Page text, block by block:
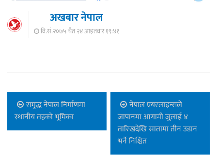
अखबार नेपाल
वि.सं.२०७५ चैत २४ आइतवार १९:४१
समृद्ध नेपाल निर्माणमा
स्थानीय तहको भूमिका
नेपाल एयरलाइन्सले
जापानमा आगामी जुलाई ४
तारिखदेखि सातामा तीन उडान
भर्ने निश्चित